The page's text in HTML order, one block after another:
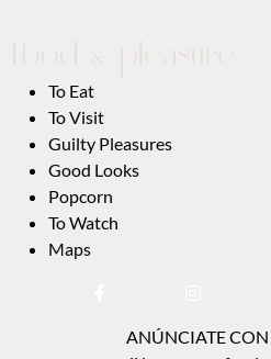
To Eat
To Visit
Guilty Pleasures
Good Looks
Popcorn
To Watch
Maps
ANÚNCIATE CON